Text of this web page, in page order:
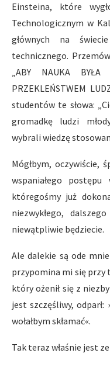
Einsteina, które
Technologicznym w
głównych na
technicznego.
„ABY NAUKA BYŁA
PRZEKLEŃSTWEM
studentów te słowa:
gromadkę ludzi
wybrali wiedzę
Mógłbym, oczywiście,
wspaniałego
któregośmy już
niezwykłego,
niewątpliwie będziecie.
Ale dalekie są ode
przypomina mi się przy
który ożenił się z
jest szczęśliwy, odparł:
wołałbym skłamać«.
Tak teraz właśnie jest